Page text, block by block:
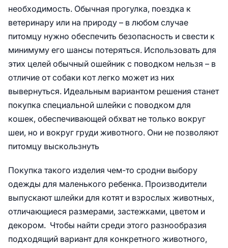
необходимость. Обычная прогулка, поездка к
ветеринару или на природу – в любом случае
питомцу нужно обеспечить безопасность и свести к
минимуму его шансы потеряться. Использовать для
этих целей обычный ошейник с поводком нельзя – в
отличие от собаки кот легко может из них
вывернуться. Идеальным вариантом решения станет
покупка специальной шлейки с поводком для
кошек, обеспечивающей обхват не только вокруг
шеи, но и вокруг груди животного. Они не позволяют
питомцу выскользнуть
Покупка такого изделия чем-то сродни выбору
одежды для маленького ребенка. Производители
выпускают шлейки для котят и взрослых животных,
отличающиеся размерами, застежками, цветом и
декором. Чтобы найти среди этого разнообразия
подходящий вариант для конкретного животного,